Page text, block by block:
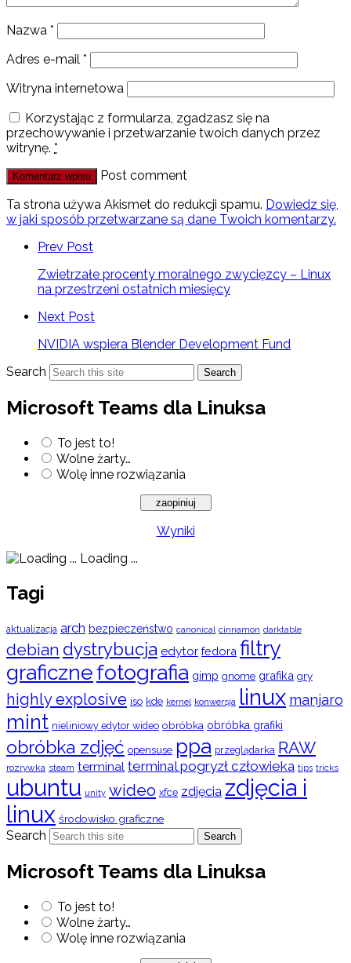
Nazwa *
Adres e-mail *
Witryna internetowa
Korzystając z formularza, zgadzasz się na
przechowywanie i przetwarzanie twoich danych przez
witrynę. *
Post comment
Ta strona używa Akismet do redukcji spamu. Dowiedz się,
w jaki sposób przetwarzane są dane Twoich komentarzy.
Prev Post
Zwietrzałe procenty moralnego zwycięzcy – Linux
na przestrzeni ostatnich miesięcy
Next Post
NVIDIA wspiera Blender Development Fund
Search
Search
Microsoft Teams dla Linuksa
To jest to!
Wolne żarty…
Wolę inne rozwiązania
Wyniki
Loading ...
Tagi
aktualizacja arch bezpieczeństwo canonical cinnamon darktable
debian dystrybucja edytor fedora filtry
graficznefotografia gimp gnome grafika gry
highly explosive iso kde kernel konwersja linux manjaro
mint nieliniowy edytor wideo obróbka obróbka grafiki
obróbka zdjęć opensuse ppa przeglądarka RAW
rozrywka steam terminal terminal pogryzł człowieka tips tricks
ubuntu unity wideo xfce zdjęcia zdjęcia i
linux środowisko graficzne
Search Search
Microsoft Teams dla Linuksa
To jest to!
Wolne żarty…
Wolę inne rozwiązania